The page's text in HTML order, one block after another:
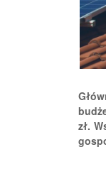
zł.